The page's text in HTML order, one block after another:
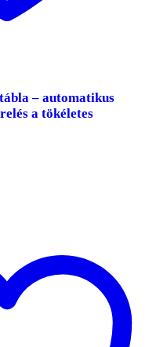
– automatikus
a tökéletes